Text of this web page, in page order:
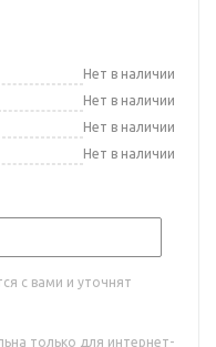
Нет в наличии
Нет в наличии
Нет в наличии
Нет в наличии
с вами и уточнят
только для интернет-